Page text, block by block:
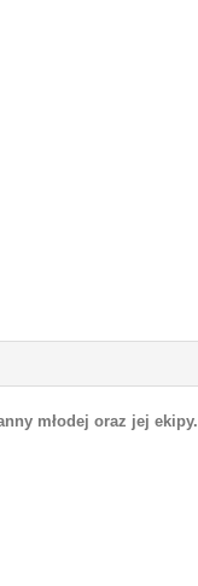
młodej oraz jej ekipy.